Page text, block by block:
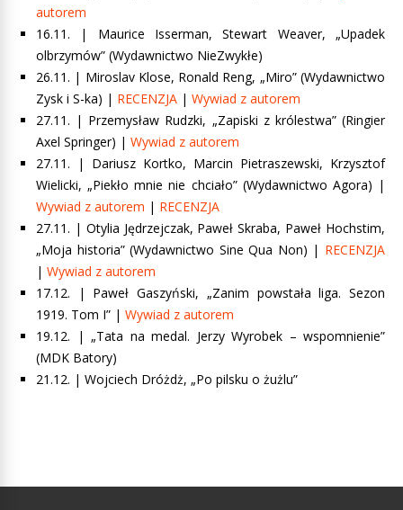
autorem
16.11. | Maurice Isserman, Stewart Weaver, „Upadek
olbrzymów” (Wydawnictwo NieZwykłe)
26.11. | Miroslav Klose, Ronald Reng, „Miro”(Wydawnictwo
Zysk i S-ka) | RECENZJA | Wywiad z autorem
27.11. | Przemysław Rudzki, „Zapiski z królestwa”(Ringier
Axel Springer) | Wywiad z autorem
27.11. | Dariusz Kortko, Marcin Pietraszewski, Krzysztof
Wielicki, „Piekło mnie nie chciało”(Wydawnictwo Agora) |
Wywiad z autorem | RECENZJA
27.11. | Otylia Jędrzejczak, Paweł Skraba, Paweł Hochstim,
„Moja historia”(Wydawnictwo Sine Qua Non) | RECENZJA
| Wywiad z autorem
17.12. | Paweł Gaszyński, „Zanim powstała liga. Sezon
1919. Tom I” | Wywiad z autorem
19.12. | „Tata na medal. Jerzy Wyrobek – wspomnienie”
(MDK Batory)
21.12. | Wojciech Dróżdż, „Po pilsku o żużlu”